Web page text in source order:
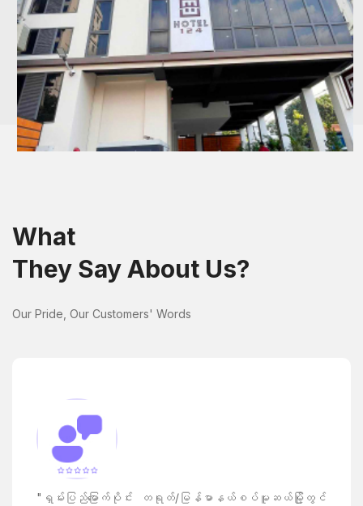
What
They Say About Us?
Our Pride, Our Customers' Words
"ရှမ်းပြည်မြောက်ပိုင်း တရုတ်/မြန်မာနယ်စပ်မူဆယ်မြို့တွင်